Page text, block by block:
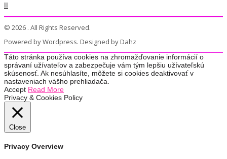
© 2026 . All Rights Reserved.
Powered by Wordpress. Designed by Dahz
Táto stránka používa cookies na zhromažďovanie informácií o
správaní užívateľov a zabezpečuje vám tým lepšiu užívateľskú
skúsenosť. Ak nesúhlasíte, môžete si cookies deaktivovať v
nastaveniach vášho prehliadača.
Accept Read More
Privacy & Cookies Policy
Close
Privacy Overview